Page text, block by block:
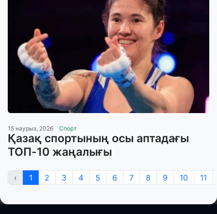
15 наурыз, 2026 Спорт
Қазақ спортының осы аптадағы
ТОП-10 жаңалығы
‹ 1 2 3 4 5 6 7 8 9 10 11